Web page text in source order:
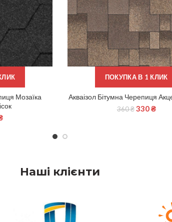
Мозаїка
ПОКУПКА В 1 КЛИК
ДОДАТИ В КОШИК
Акваізол Бітумна Черепиця
360₴ 330₴
Наші клієнти